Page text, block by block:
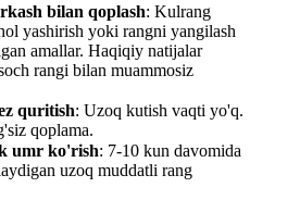
bilan qoplash: Kulrang
yashirish yoki rangni yangilash
amallar. Haqiqiy natijalar
rangi bilan muammosiz
quritish: Uzoq kutish vaqti yo'q.
qoplama.
umr ko'rish: 7-10 kun davomida
uzoq muddatli rang